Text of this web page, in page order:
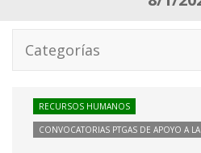
Categorías
RECURSOS HUMANOS
CONVOCATORIAS PTGAS DE APOYO A